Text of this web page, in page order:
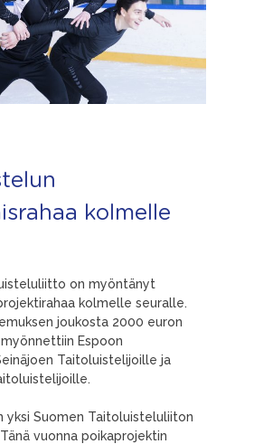
kolmelle
on myöntänyt
kolmelle seuralle.
joukosta 2000 euron
Espoon
Taitoluistelijoille ja
yksi Suomen Taitoluisteluliiton
vuonna poikaprojektin